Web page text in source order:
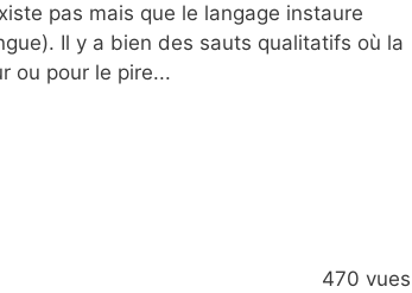
pas mais que le langage instaure
Il y a bien des sauts qualitatifs où la
ou pour le pire...
470 vues